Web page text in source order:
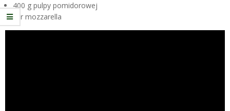
400 g pulpy pomidorowej
ser mozzarella